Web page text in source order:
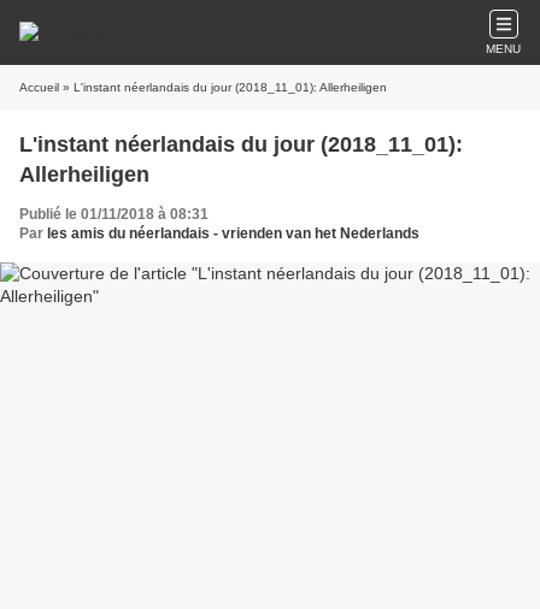
MENU
Accueil » L'instant néerlandais du jour (2018_11_01): Allerheiligen
L'instant néerlandais du jour (2018_11_01):
Allerheiligen
Publié le 01/11/2018 à 08:31
Par les amis du néerlandais - vrienden van het Nederlands